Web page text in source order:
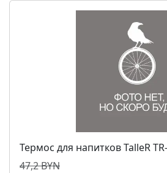
Термос для напитков TalleR
47,2 BYN